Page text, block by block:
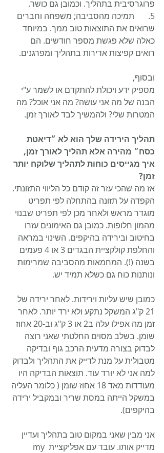
פרוגרסיבית בתהליך. וכמובן גם כושר.
5.	תמיכה מהסביבה; משפחה וחברים
שרואים את התוצאות טוב ממך. במיוחד
כאלה שלא פגשת מספר חודשים. הם
רואים קפיצות אדירות בתהליך ומפרגנים.
ובסוף,
מספיק ידע ויכולת להתקדם או לשמר ע"י
הבנה של מה אני עושה? מה אני אוכל? מה
המטרות שלי? ולהמשיך לבד לאורך זמן.
תהליך הירידה שלך הוא לא ״דיאטת
כסח״ מהירה אלא תהליך לאורך זמן,
איך מגייסים כוחות לתהליך שלוקח יותר
זמן?
אז מה שהכי עזר זה קודם כל הליווי התזונתי.
הקפדה על תזונה בהתחלה לפי תפריט
מוגדר מראש ולאחר מכן לפי תפריט שבנוי
מהמון חלופות. כמובן גם האימונים עזרו
בחיטוב ובירידה בהיקפים. השינוי במראה
והחלפת קולקציית הבגדים 3 או 4 פעמים
בשנה (!). המחמאות מהסביבה שמרימות
ונותנות כוח גם כשלא תמיד יש.
כמובן שיש עליות וירידות. לאחר ירידה של
21 ק"ג המשקל נתקע ולא ירד יותר. לאחר
זמן מה אפילו עלה ב2 או 3 ק"ג וב-20 אחוז
שומן. בשלב מסוים החלטתי שאני רוצה
לבדוק בצורה מדעית הרכב גוף ובדיקה
מטבולית על מנת לדייק את התהליך ולבדוק
למה אני לא יורד עוד. תוצאות הבדיקה היו
מעודדות מאד 18 אחוז שומן ( כלומר העליה
במשקל הייתה במסת שריר ובמקביל ירידה
בהיקפים).
אני מבין שאני במקום טוב בתהליך ועדיין
מדייק אותו. עובד עם אפליקציית my